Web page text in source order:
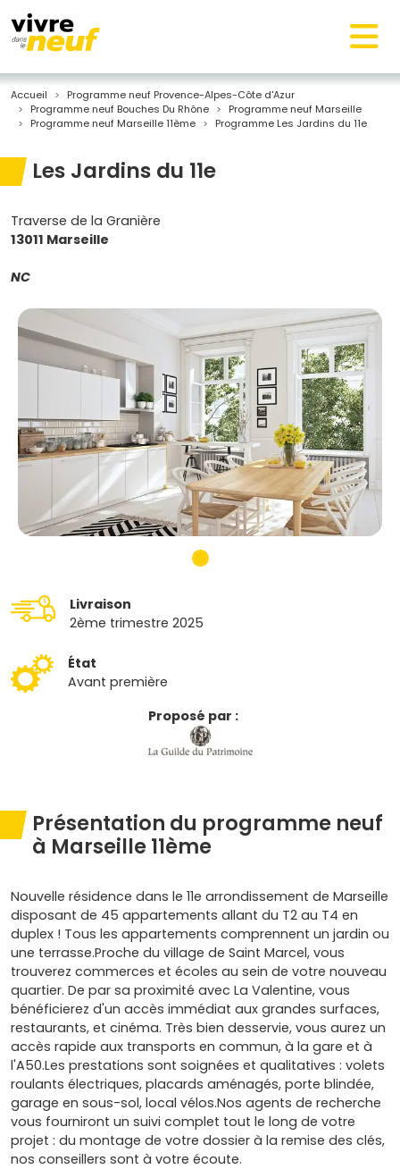
Accueil
Programme neuf Provence-Alpes-Côte d'Azur
Programme neuf Bouches Du Rhône
Programme neuf Marseille
Programme neuf Marseille 11ème
Programme Les Jardins du 11e
Les Jardins du 11e
Traverse de la Granière
13011 Marseille
NC
Livraison
2ème trimestre 2025
État
Avant première
Proposé par :
Présentation du programme neuf
à Marseille 11ème
Nouvelle résidence dans le 11e arrondissement de Marseille
disposant de 45 appartements allant du T2 au T4 en
duplex ! Tous les appartements comprennent un jardin ou
une terrasse.Proche du village de Saint Marcel, vous
trouverez commerces et écoles au sein de votre nouveau
quartier. De par sa proximité avec La Valentine, vous
bénéficierez d'un accès immédiat aux grandes surfaces,
restaurants, et cinéma. Très bien desservie, vous aurez un
accès rapide aux transports en commun, à la gare et à
l'A50.Les prestations sont soignées et qualitatives : volets
roulants électriques, placards aménagés, porte blindée,
garage en sous-sol, local vélos.Nos agents de recherche
vous fourniront un suivi complet tout le long de votre
projet : du montage de votre dossier à la remise des clés,
nos conseillers sont à votre écoute.